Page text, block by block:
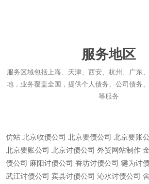
服务地区
服务区域包括上海、天津、西安、杭州、广东
地，业务覆盖全国，提供个人债务、公司债务
等服务
仿站 北京收债公司 北京要债公司 北京要账
北京要账公司 北京讨债公司 外贸网站制作
债公司 麻阳讨债公司 香坊讨债公司 犍为讨
武江讨债公司 宾县讨债公司 沁水讨债公司